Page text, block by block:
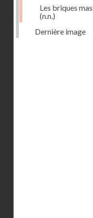
Les briques
(n.n.)
Dernière image